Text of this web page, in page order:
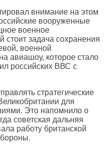
внимание на этом
вооруженные
военное
стоит задача сохранения
военной
авиашоу, которое стало
российских ВВС с
стратегические
для
Это напомнило о
советская дальняя
работу британской